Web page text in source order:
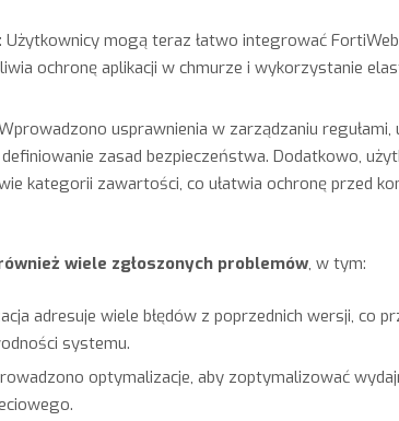
Użytkownicy mogą teraz łatwo integrować
ochronę aplikacji w chmurze i wykorzystanie
usprawnienia w zarządzaniu regułami,
zasad bezpieczeństwa. Dodatkowo,
kategorii zawartości, co ułatwia ochronę przed
wiele zgłoszonych problemów, w tym:
adresuje wiele błędów z poprzednich wersji, co
systemu.
optymalizacje, aby zoptymalizować